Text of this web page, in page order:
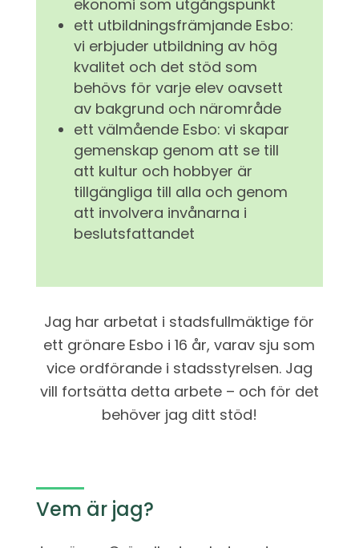
ekonomi som utgångspunkt
ett utbildningsfrämjande Esbo:
vi erbjuder utbildning av hög
kvalitet och det stöd som
behövs för varje elev oavsett
av bakgrund och närområde
ett välmående Esbo: vi skapar
gemenskap genom att se till
att kultur och hobbyer är
tillgängliga till alla och genom
att involvera invånarna i
beslutsfattandet
Jag har arbetat i stadsfullmäktige för
ett grönare Esbo i 16 år, varav sju som
vice ordförande i stadsstyrelsen. Jag
vill fortsätta detta arbete – och för det
behöver jag ditt stöd!
Vem är jag?